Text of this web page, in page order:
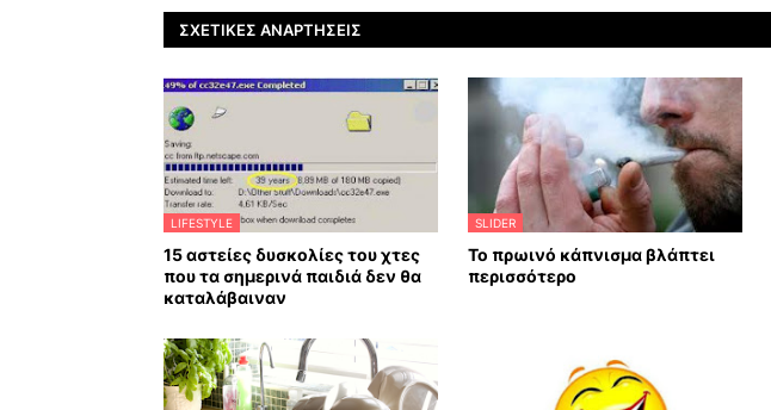
ΣΧΕΤΙΚΈΣ ΑΝΑΡΤΉΣΕΙΣ
LIFESTYLE
15 αστείες δυσκολίες του χτες
που τα σημερινά παιδιά δεν θα
καταλάβαιναν
SLIDER
Το πρωινό κάπνισμα βλάπτει
περισσότερο